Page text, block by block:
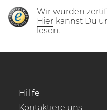
Wir wurden
Hier kannst Du
lesen.
Hilfe
Kontaktiere uns